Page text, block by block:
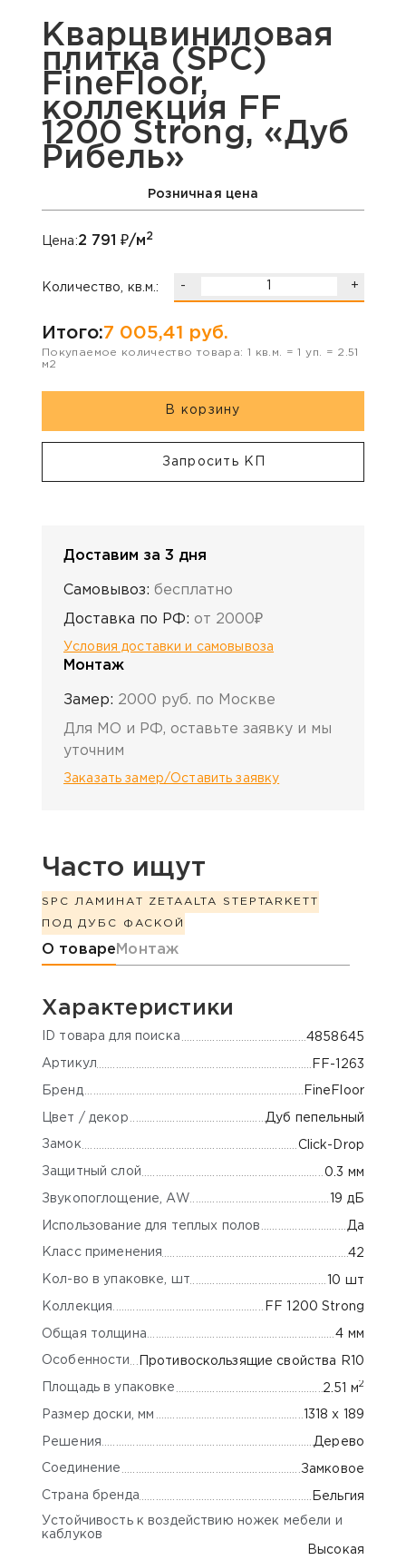
Кварцвиниловая
плитка (SPC)
FineFloor,
коллекция FF
1200 Strong, «Дуб
Рибель»
Розничная цена
Цена:2 791 ₽/м2
Количество, кв.м.: - +
Итого:7 005,41 руб.
Покупаемое количество товара: 1 кв.м. =1 уп. = 2.51
м2
В корзину
Запросить КП
Доставим за 3 дня
Самовывоз: бесплатно
Доставка по РФ: от 2000₽
Условия доставки и самовывоза
Монтаж
Замер: 2000 руб. по Москве
Для МО и РФ, оставьте заявку и мы
уточним
Заказать замер/Оставить заявку
Часто ищут
SPC ЛАМИНАТ ZETAALTA STEP TARKETT
ПОД ДУБ С ФАСКОЙ
Информация о товаре
О товаре Монтаж
Характеристики
ID товара для поиска 4858645
Артикул FF-1263
Бренд FineFloor
Цвет / декор Дуб пепельный
Замок Click-Drop
Защитный слой 0.3 мм
Звукопоглощение, AW 19 дБ
Использование для теплых полов Да
Класс применения 42
Кол-во в упаковке, шт 10 шт
Коллекция FF 1200 Strong
Общая толщина 4 мм
Особенности Противоскользящие свойства R10
Площадь в упаковке 2.51 м2
Размер доски, мм 1318 х 189
Решения Дерево
Соединение Замковое
Страна бренда Бельгия
Устойчивость к воздействию ножек мебели и
каблуков
Высокая